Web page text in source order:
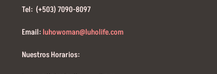
Tel: (+503) 7090-8097
Email: luhowoman@luholife.com
Nuestros Horarios: